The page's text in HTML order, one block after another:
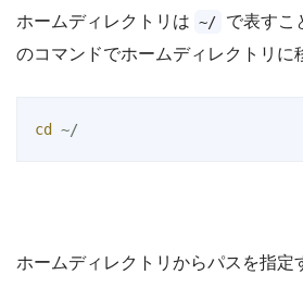
ホームディレクトリは ~/
で表すこ
のコマンドでホームディレクトリに
cd ~/
ホームディレクトリからパスを指定